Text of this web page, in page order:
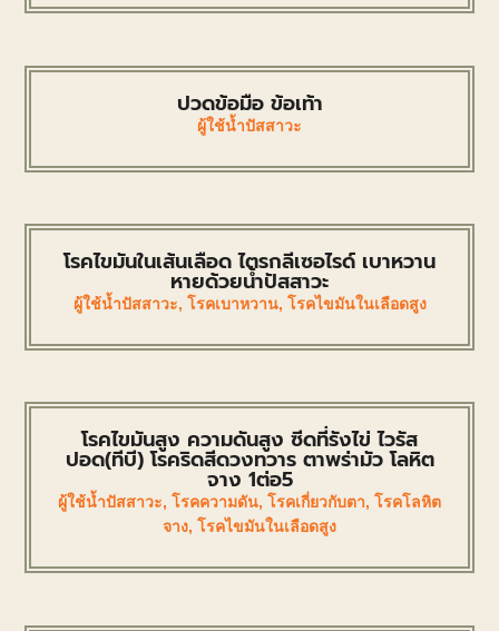
ปวดข้อมือ ข้อเท้า
ผู้ใช้น้ำปัสสาวะ
โรคไขมันในเส้นเลือด ไตรกลีเซอไรด์ เบาหวาน
หายด้วยน้ำปัสสาวะ
ผู้ใช้น้ำปัสสาวะ, โรคเบาหวาน, โรคไขมันในเลือดสูง
โรคไขมันสูง ความดันสูง ซีดที่รังไข่ ไวรัส
ปอด(ทีบี) โรคริดสีดวงทวาร ตาพร่ามัว โลหิต
จาง 1ต่อ5
ผู้ใช้น้ำปัสสาวะ, โรคความดัน, โรคเกี่ยวกับตา, โรคโลหิต
จาง, โรคไขมันในเลือดสูง